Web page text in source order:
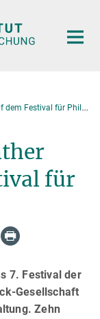
Festival für Philosophie
für
7. Festival der
Gesellschaft
Zehn